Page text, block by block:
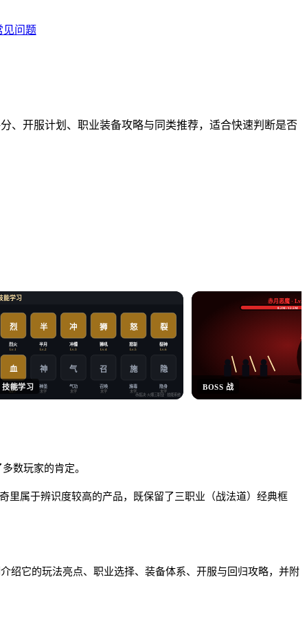
见问题
、开服计划、职业装备攻略与同类推荐，适合快速判断是否
能学习
烈
烈火
Lv.1
半
半月
Lv.2
冲
冲撞
Lv.3
狮
狮吼
Lv.4
怒
怒斩
Lv.5
裂
裂神
Lv.6
血
血爆
Lv.7
神
神圣
未学
气
气功
未学
召
召唤
未学
施
施毒
未学
隐
隐身
未学
赤焰决·火爆三职业· 技能系统
技能学习
赤月恶魔 ·
8.2M / 12.5M
BOSS 战
数玩家的肯定。
里属于辨识度较高的产品，既保留了三职业（战法道）经典框
绍它的玩法亮点、职业选择、装备体系、开服与回归攻略，并附